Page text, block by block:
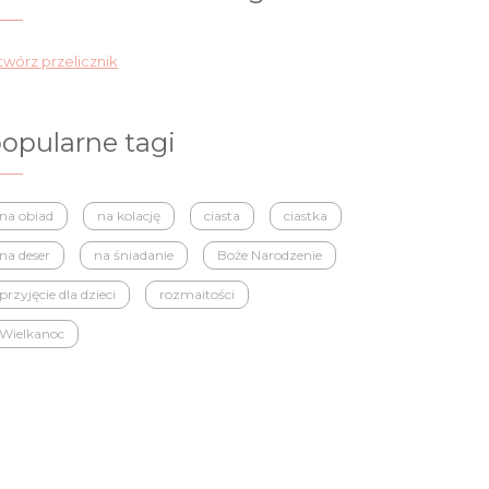
przelicznik
tagi
na obiad na kolację ciasta ciastka
na deser na śniadanie Boże Narodzenie
przyjęcie dla dzieci rozmaitości
Wielkanoc